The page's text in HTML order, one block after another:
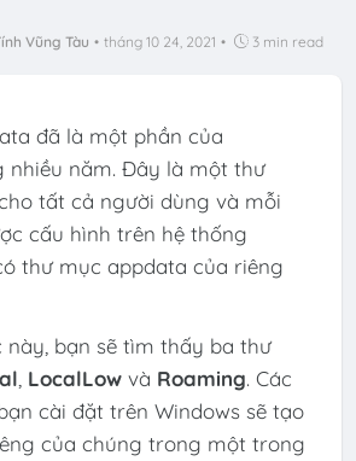
Vũng Tàu • tháng 10 24, 2021 • 3 min read
đã là một phần của
nhiều năm. Đây là một thư
tất cả người dùng và mỗi
cấu hình trên hệ thống
thư mục appdata của riêng
này, bạn sẽ tìm thấy ba thư
LocalLowvà Roaming. Các
cài đặt trên Windows sẽ tạo
của chúng trong một trong